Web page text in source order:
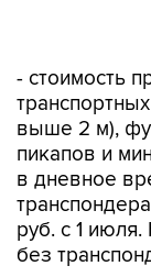
выше 2 м),
пикапов и
в дневное
руб. с 1 июля.
без
- двухосные